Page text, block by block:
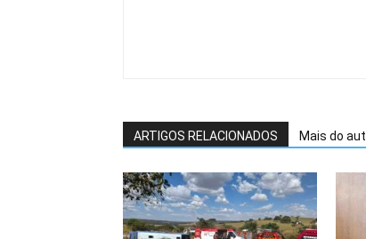
ARTIGOS RELACIONADOS Mais do